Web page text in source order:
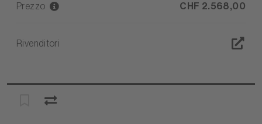
Prezzo CHF 2.568,00
Rivenditori